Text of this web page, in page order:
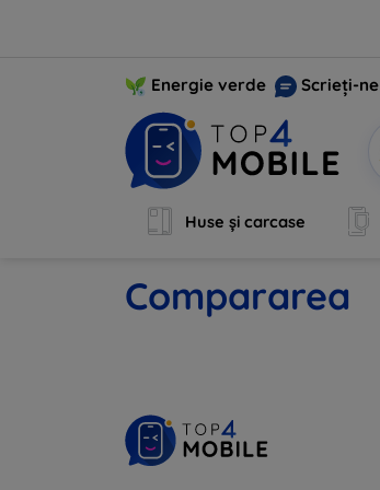
Energie verde Scrieți-ne
Huse și carcase
Compararea